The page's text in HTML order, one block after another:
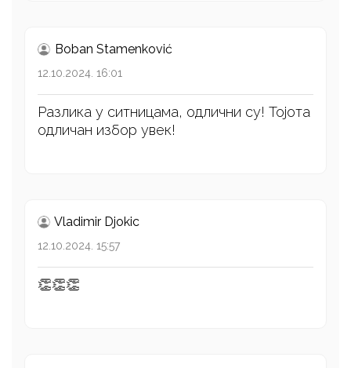
Boban Stamenković
12.10.2024. 16:01
Разлика у ситницама, одлични су! Тојота
одличан избор увек!
Vladimir Djokic
12.10.2024. 15:57
👏👏👏